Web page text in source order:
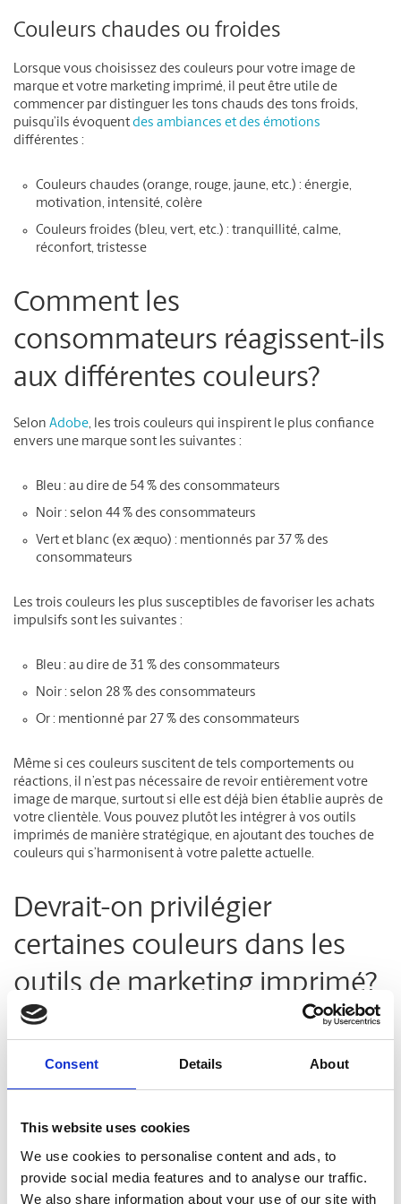
Consent Details About
This website uses cookies
We use cookies to personalise content and ads, to
provide social media features and to analyse our traffic.
We also share information about your use of our site with
Couleurs chaudes ou froides
Lorsque vous choisissez des couleurs pour votre image de
marque et votre marketing imprimé, il peut être utile de
commencer par distinguer les tons chauds des tons froids,
puisqu’ils évoquent des ambiances et des émotions
différentes :
Couleurs chaudes (orange, rouge, jaune, etc.) : énergie,
motivation, intensité, colère
Couleurs froides (bleu, vert, etc.) : tranquillité, calme,
réconfort, tristesse
Comment les
consommateurs réagissent-ils
aux différentes couleurs?
Selon Adobe, les trois couleurs qui inspirent le plus confiance
envers une marque sont les suivantes :
Bleu : au dire de 54 % des consommateurs
Noir : selon 44 % des consommateurs
Vert et blanc (ex æquo) : mentionnés par 37 % des
consommateurs
Les trois couleurs les plus susceptibles de favoriser les achats
impulsifs sont les suivantes :
Bleu : au dire de 31 % des consommateurs
Noir : selon 28 % des consommateurs
Or : mentionné par 27 % des consommateurs
Même si ces couleurs suscitent de tels comportements ou
réactions, il n’est pas nécessaire de revoir entièrement votre
image de marque, surtout si elle est déjà bien établie auprès de
votre clientèle. Vous pouvez plutôt les intégrer à vos outils
imprimés de manière stratégique, en ajoutant des touches de
couleurs qui s’harmonisent à votre palette actuelle.
Devrait-on privilégier
certaines couleurs dans les
outils de marketing imprimé?
Le matériel imprimé, comme les banderoles ou les
la notoriété de votre petite entreprise. Selon l’objectif de
Annoncer des soldes ou une liquidation : dans un dépliant
ou sur une affiche, le jaune et l’orange évoquent l’énergie et
la joie, tandis que le rouge peut créer un sentiment